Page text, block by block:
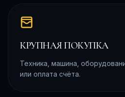
КРУПНАЯ ПОКУПКА
Техника, машина,
или оплата счёта.